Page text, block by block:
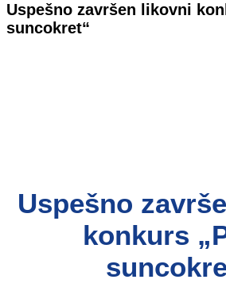
Uspešno završen likovni
suncokret“
Uspešno
konkurs